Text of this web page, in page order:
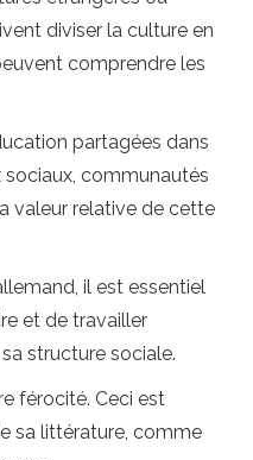
diviser la culture en
comprendre les
partagées dans
communautés
valeur relative de cette
il est essentiel
et de travailler
structure sociale.
férocité. Ceci est
sa littérature, comme